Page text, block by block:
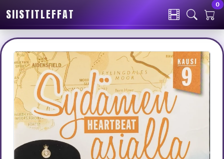
SIISTITLEFFAT
0